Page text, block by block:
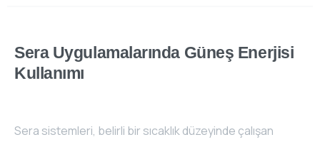
Sera Uygulamalarında Güneş Enerjisi
Kullanımı
Sera sistemleri, belirli bir sıcaklık düzeyinde çalışan